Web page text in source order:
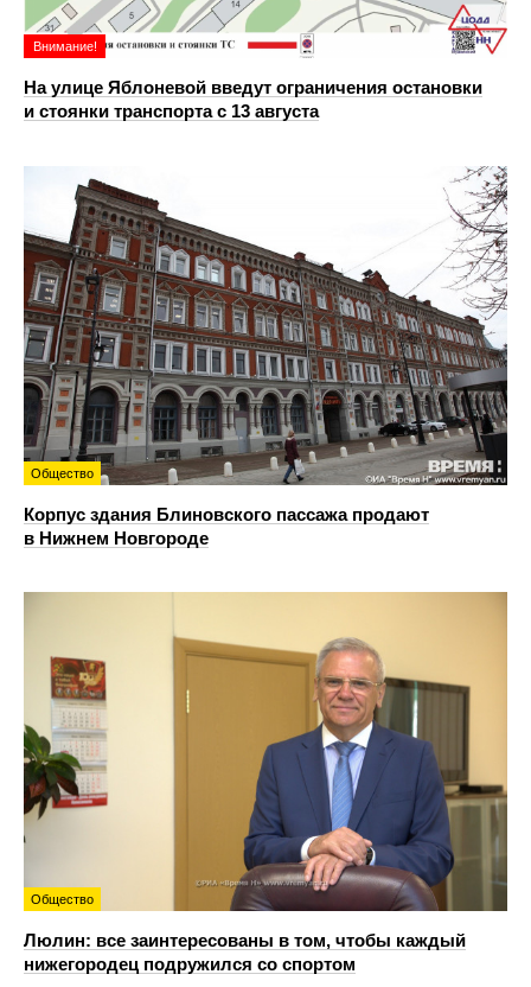
Внимание!
На улице Яблоневой введут ограничения остановки
и стоянки транспорта с 13 августа
Общество
Корпус здания Блиновского пассажа продают
в Нижнем Новгороде
Общество
Люлин: все заинтересованы в том, чтобы каждый
нижегородец подружился со спортом